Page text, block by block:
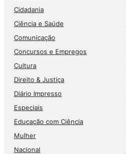
Cidadania
Ciência e Saúde
Comunicação
Concursos e Empregos
Cultura
Direito & Justiça
Diário Impresso
Especiais
Educação com Ciência
Mulher
Nacional